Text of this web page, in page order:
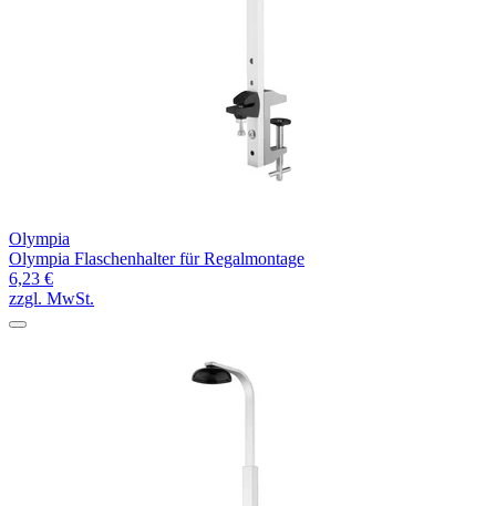
Olympia
Olympia Flaschenhalter für Regalmontage
6,23 €
zzgl. MwSt.